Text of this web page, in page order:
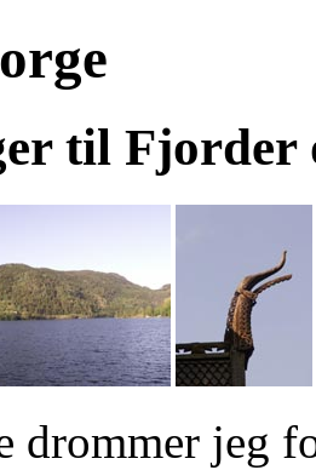
til Fjorder
drommer jeg